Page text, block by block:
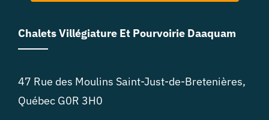
Chalets Villégiature Et Pourvoirie Daaquam
47 Rue des Moulins Saint-Just-de-Bretenières,
Québec G0R 3H0